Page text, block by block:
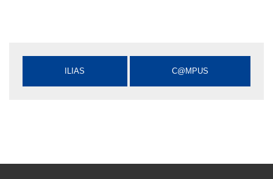
ILIAS C@MPUS